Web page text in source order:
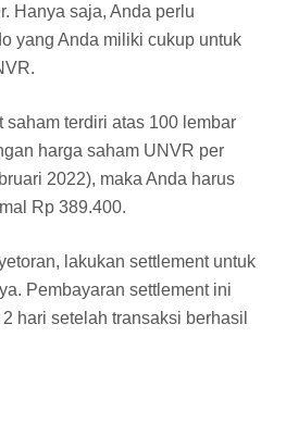
Hanya saja, Anda perlu
yang Anda miliki cukup untuk
saham terdiri atas 100 lembar
harga saham UNVR per
2022), maka Anda harus
Rp 389.400.
lakukan settlement untuk
Pembayaran settlement ini
hari setelah transaksi berhasil